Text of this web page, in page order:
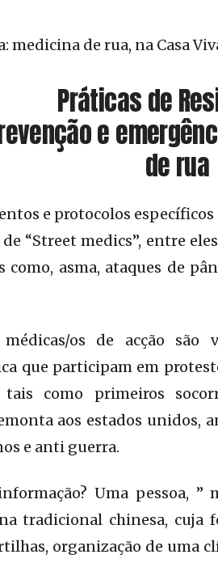
medicina de rua, na Casa
Práticas de
e
de rua
e protocolos
“Street medics”, entre
como, asma, ataques de
os de acção são
que participam em
como primeiros
aos estados unidos,
e anti guerra.
Uma pessoa, ”
tradicional chinesa, cuja
organização de uma